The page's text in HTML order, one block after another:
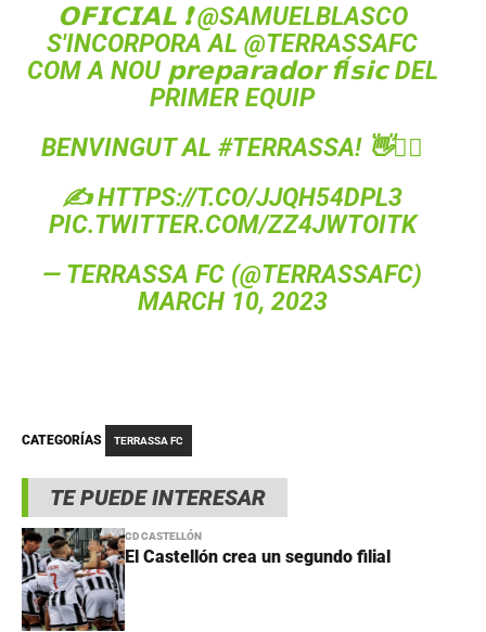
TE PUEDE INTERESAR
CD CASTELLÓN
El Castellón crea un segundo filial
𝗢𝗙𝗜𝗖𝗜𝗔𝗟 ❗@SAMUELBLASCO
S'INCORPORA AL @TERRASSAFC
COM A NOU 𝗽𝗿𝗲𝗽𝗮𝗿𝗮𝗱𝗼𝗿 𝗳Í𝘀𝗶𝗰 DEL
PRIMER EQUIP
BENVINGUT AL #TERRASSA! 👋❤️‍🔥
✍HTTPS://T.CO/JJQH54DPL3
PIC.TWITTER.COM/ZZ4JWTOITK
— TERRASSA FC (@TERRASSAFC)
MARCH 10, 2023
CATEGORÍAS TERRASSA FC